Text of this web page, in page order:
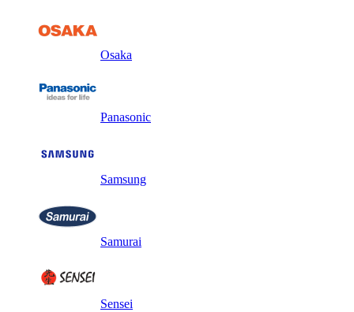
Osaka
Panasonic
Samsung
Samurai
Sensei